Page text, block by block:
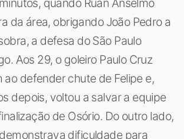
quando Ruan Anselmo
da área, obrigando João Pedro a
a defesa do São Paulo
Aos 29, o goleiro Paulo Cruz
ao defender chute de Felipe e,
depois, voltou a salvar a equipe
de Osório. Do outro lado,
dificuldade para